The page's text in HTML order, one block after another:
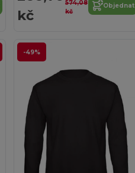
kč
574,08
kč
Objednat
-49%